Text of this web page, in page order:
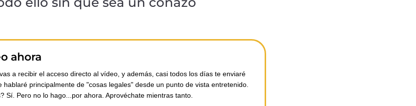
ahora
a recibir el acceso directo al vídeo, y además, casi todos los días te enviaré
hablaré principalmente de "cosas legales" desde un punto de vista entretenido.
Sí. Pero no lo hago...por ahora. Aprovéchate mientras tanto.